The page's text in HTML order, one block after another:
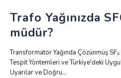
Trafo Yağınızda
müdür?
Transformatör Yağında Çözünmüş
Tespit Yöntemleri ve Türkiye'deki
Uyarılar ve Doğru...